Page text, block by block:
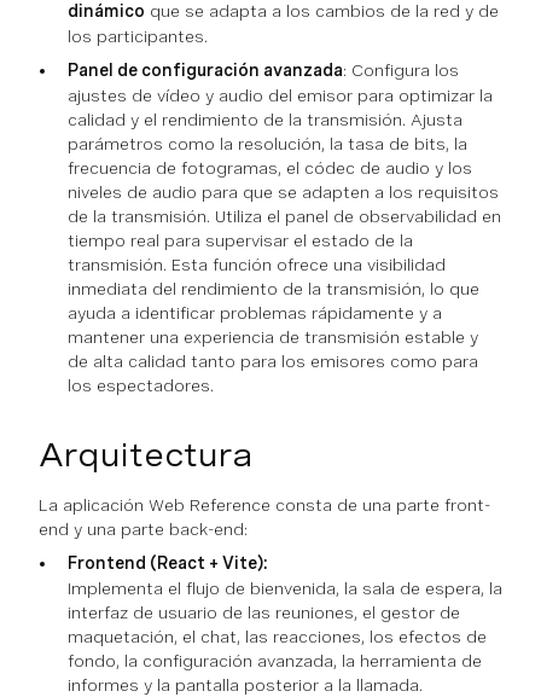
dinámico que se adapta a los cambios de la red y de
los participantes.
Panel de configuración avanzada: Configura los
ajustes de vídeo y audio del emisor para optimizar la
calidad y el rendimiento de la transmisión. Ajusta
parámetros como la resolución, la tasa de bits, la
frecuencia de fotogramas, el códec de audio y los
niveles de audio para que se adapten a los requisitos
de la transmisión. Utiliza el panel de observabilidad en
tiempo real para supervisar el estado de la
transmisión. Esta función ofrece una visibilidad
inmediata del rendimiento de la transmisión, lo que
ayuda a identificar problemas rápidamente y a
mantener una experiencia de transmisión estable y
de alta calidad tanto para los emisores como para
los espectadores.
Arquitectura
La aplicación Web Reference consta de una parte front-
end y una parte back-end:
Frontend (React + Vite):
Implementa el flujo de bienvenida, la sala de espera, la
interfaz de usuario de las reuniones, el gestor de
maquetación, el chat, las reacciones, los efectos de
fondo, la configuración avanzada, la herramienta de
informes y la pantalla posterior a la llamada.